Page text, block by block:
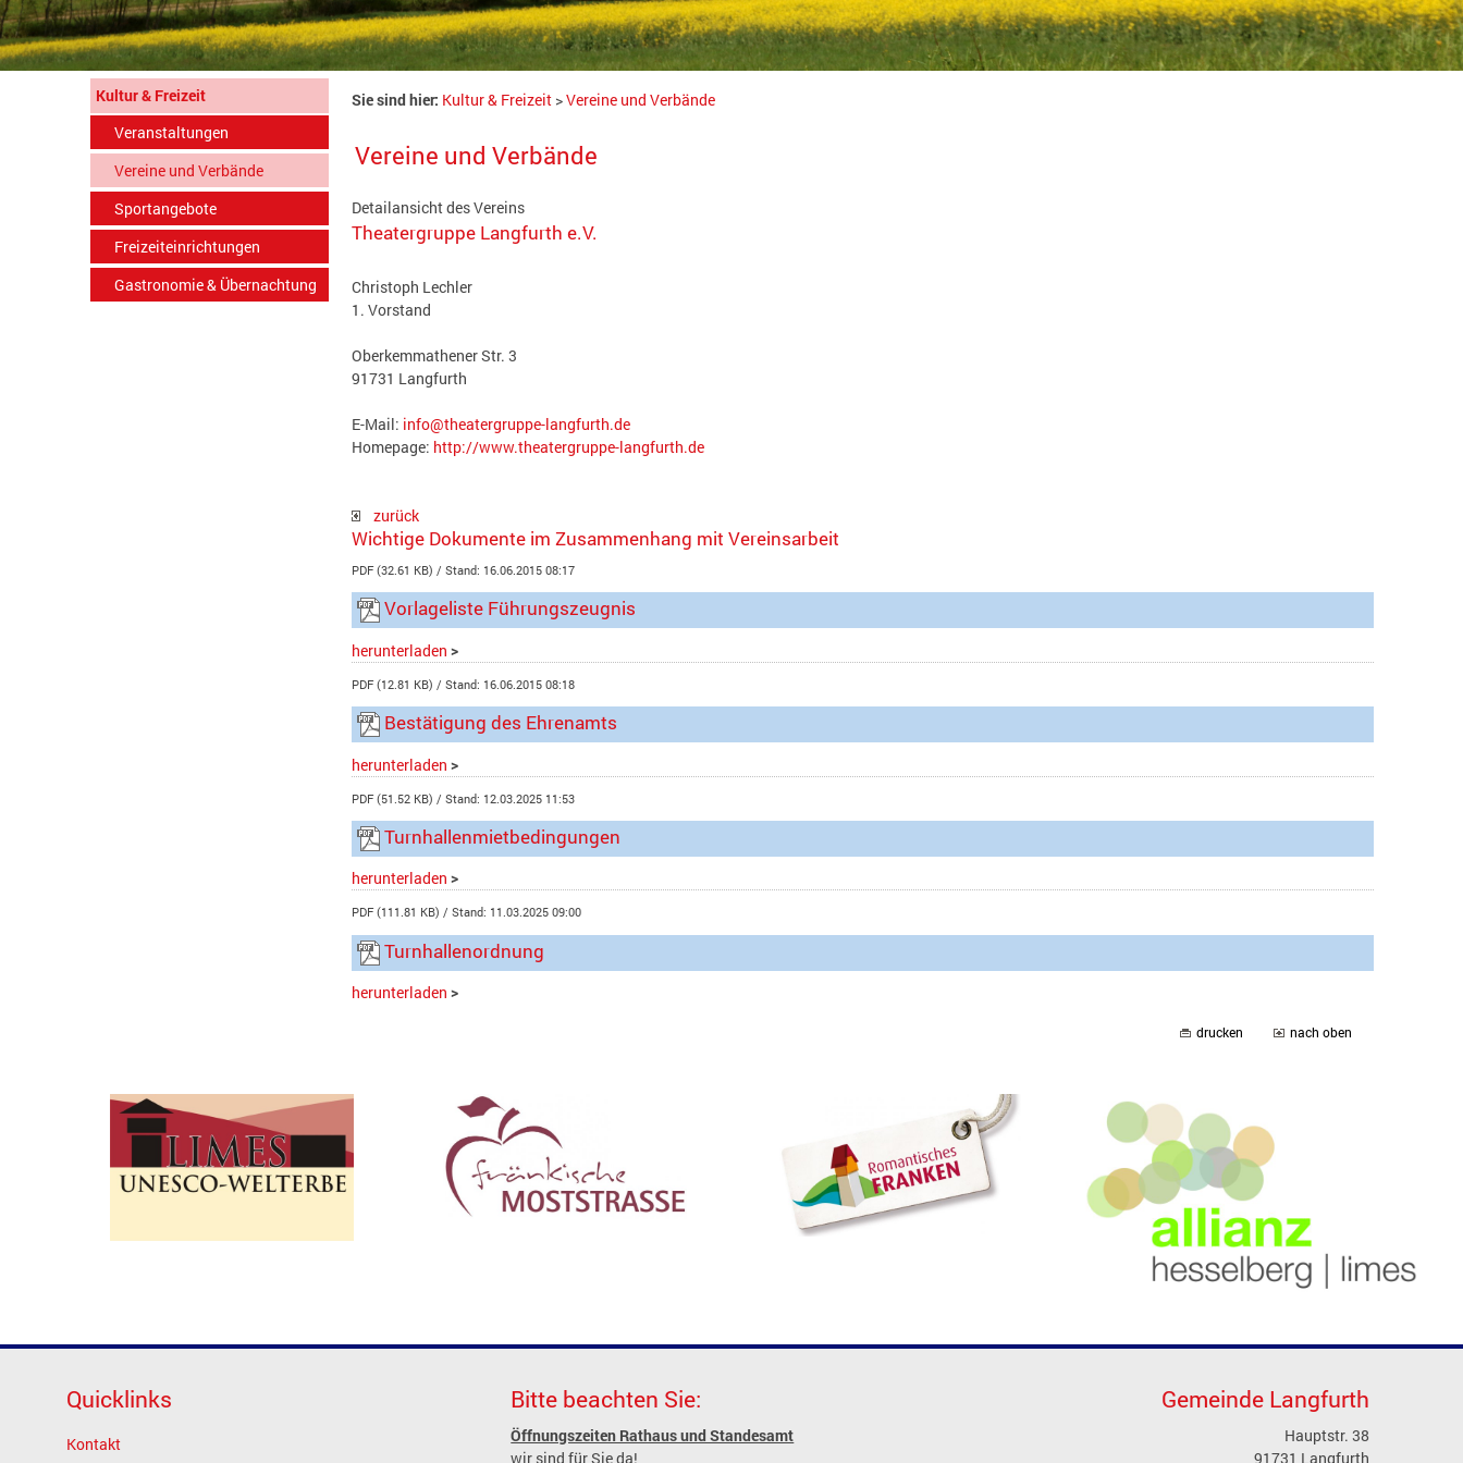
Kultur & Freizeit
Veranstaltungen
Vereine und Verbände
Sportangebote
Freizeiteinrichtungen
Gastronomie & Übernachtung
Sie sind hier: Kultur & Freizeit>Vereine und Verbände
Vereine und Verbände
Detailansicht des Vereins
Theatergruppe Langfurth e.V.
Christoph Lechler
1. Vorstand
Oberkemmathener Str. 3
91731 Langfurth
E-Mail: info@theatergruppe-langfurth.de
Homepage: http://www.theatergruppe-langfurth.de
zurück
Wichtige Dokumente im Zusammenhang mit Vereinsarbeit
PDF (32.61 KB) Stand: 16.06.2015 08:17
Vorlageliste Führungszeugnis
herunterladen >
PDF (12.81 KB) Stand: 16.06.2015 08:18
Bestätigung des Ehrenamts
herunterladen >
PDF (51.52 KB) Stand: 12.03.2025 11:53
Turnhallenmietbedingungen
herunterladen >
PDF (111.81 KB) Stand: 11.03.2025 09:00
Turnhallenordnung
herunterladen >
drucken nach oben
Quicklinks
Kontakt
Bitte beachten Sie:
Öffnungszeiten Rathaus und Standesamt
wir sind für Sie da!
Gemeinde Langfurth
Hauptstr. 38
91731 Langfurth